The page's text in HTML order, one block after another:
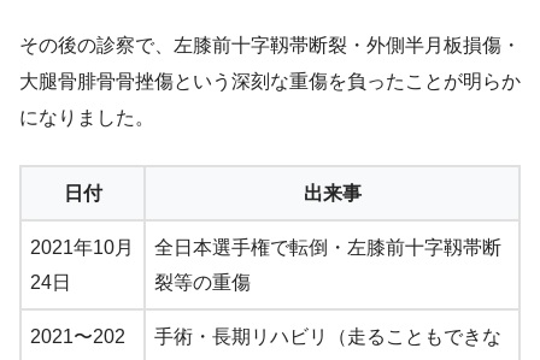
その後の診察で、左膝前十字靱帯断裂・外側半月板損傷・
大腿骨腓骨骨挫傷という深刻な重傷を負ったことが明らか
になりました。
日付 出来事
2021年10月
24日
全日本選手権で転倒・左膝前十字靱帯断
裂等の重傷
2021〜202
手術・長期リハビリ（走ることもできな